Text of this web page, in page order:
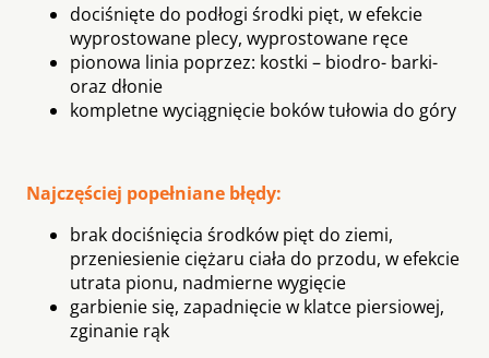
dociśnięte do podłogi środki pięt, w efekcie
wyprostowane plecy, wyprostowane ręce
pionowa linia poprzez: kostki – biodro- barki-
oraz dłonie
kompletne wyciągnięcie boków tułowia do góry
Najczęściej popełniane błędy:
brak dociśnięcia środków pięt do ziemi,
przeniesienie ciężaru ciała do przodu, w efekcie
utrata pionu, nadmierne wygięcie
garbienie się, zapadnięcie w klatce piersiowej,
zginanie rąk